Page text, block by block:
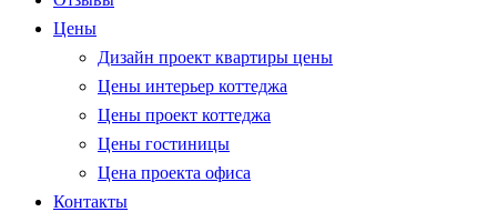
Цены
Дизайн проект квартиры цены
Цены интерьер коттеджа
Цены проект коттеджа
Цены гостиницы
Цена проекта офиса
Контакты